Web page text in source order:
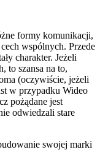
formy komunikacji,
wspólnych. Przede
charakter. Jeżeli
to szansa na to,
(oczywiście, jeżeli
w przypadku Wideo
pożądane jest
odwiedzali stare
swojej marki